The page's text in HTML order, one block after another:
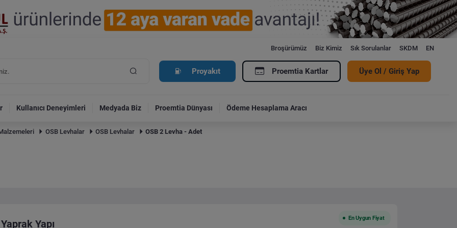
Broşürümüz Biz Kimiz Sık Sorulanlar SKDM EN
Proyakıt Proemtia Kartlar Üye Ol / Giriş Yap
Kullanıcı Deneyimleri Medyada Biz Proemtia Dünyası Ödeme Hesaplama Aracı
OSB Levhalar OSB Levhalar OSB 2 Levha - Adet
Yaprak Yapı
En Uygun Fiyat